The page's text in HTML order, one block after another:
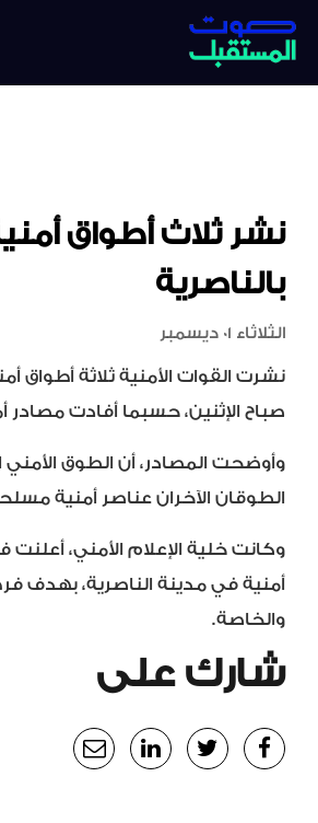
نشر ثلاث أطواق
بالناصرية
الثلاثاء 01 ديسمبر
نشرت القوات الأمنية ثلاثة
صباح الإثنين، حسبما أفادت مصادر
وأوضحت المصادر، أن الطوق
الطوقان الآخران عناصر أمنية
وكانت خلية الإعلام الأمني،
أمنية في مدينة الناصرية، بهدف
والخاصة.
شارك على